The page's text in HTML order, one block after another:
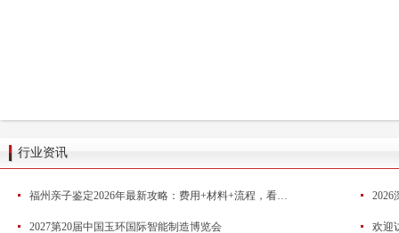
行业资讯
福州亲子鉴定2026年最新攻略：费用+材料+流程，看这一篇就够了 2026
2027第20届中国玉环国际智能制造博览会